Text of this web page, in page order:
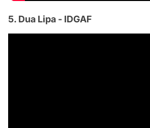
5. Dua Lipa - IDGAF